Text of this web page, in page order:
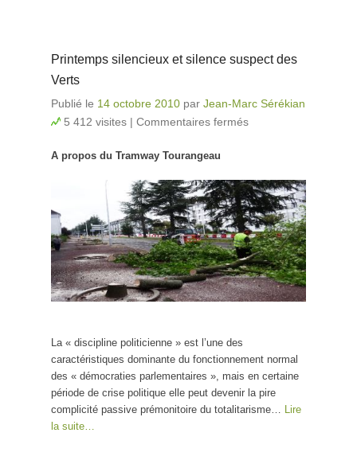
Printemps silencieux et silence suspect des
Verts
Publié le 14 octobre 2010 par Jean-Marc Sérékian
5 412 visites | Commentaires fermés
suspect des
Verts
A propos du Tramway Tourangeau
La « discipline politicienne » est l’une des
caractéristiques dominante du fonctionnement normal
des « démocraties parlementaires », mais en certaine
période de crise politique elle peut devenir la pire
complicité passive prémonitoire du totalitarisme…
Lire
la suite…